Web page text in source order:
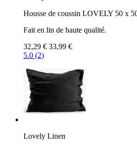
Housse de coussin LOVELY 50 x
Fait en lin de haute qualité.
32,29 € 33,99 €
5.0 (2)
Lovely Linen